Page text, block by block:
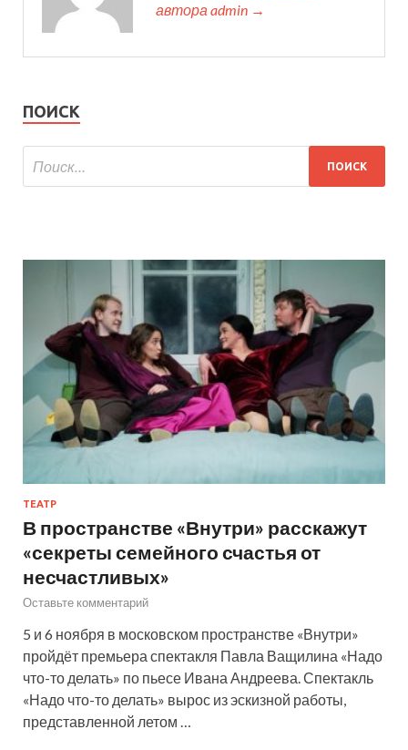
автора admin →
ПОИСК
ТЕАТР
В пространстве «Внутри» расскажут
«секреты семейного счастья от
несчастливых»
Оставьте комментарий
5 и 6 ноября в московском пространстве «Внутри»
пройдёт премьера спектакля Павла Ващилина «Надо
что-то делать» по пьесе Ивана Андреева. Спектакль
«Надо что-то делать» вырос из эскизной работы,
представленной летом …